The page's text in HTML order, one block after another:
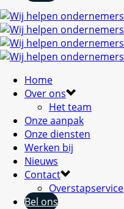
Home
Over ons
Het team
Onze aanpak
Onze diensten
Werken bij
Nieuws
Contact
Overstapservice
Bel ons